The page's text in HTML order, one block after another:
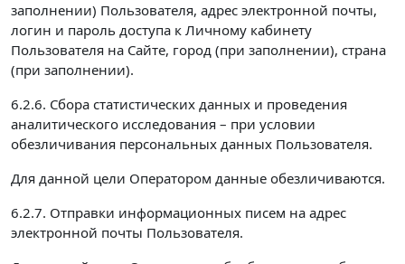
заполнении) Пользователя, адрес электронной почты,
логин и пароль доступа к Личному кабинету
Пользователя на Сайте, город (при заполнении), страна
(при заполнении).
6.2.6. Сбора статистических данных и проведения
аналитического исследования – при условии
обезличивания персональных данных Пользователя.
Для данной цели Оператором данные обезличиваются.
6.2.7. Отправки информационных писем на адрес
электронной почты Пользователя.